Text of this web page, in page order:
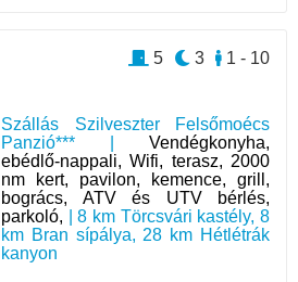
Szállás Szilveszter Felsőmoécs
Panzió*** | Vendégkonyha,
ebédlő-nappali, Wifi, terasz, 2000
nm kert, pavilon, kemence, grill,
bogrács, ATV és UTV bérlés,
parkoló, | 8 km Törcsvári kastély, 8
km Bran sípálya, 28 km Hétlétrák
kanyon
1 - 10
3
5